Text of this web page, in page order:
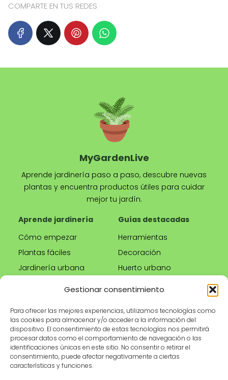
Gestionar consentimiento
Para ofrecer las mejores experiencias, utilizamos tecnologías como
las cookies para almacenar y/o acceder a la información del
dispositivo. El consentimiento de estas tecnologías nos permitirá
procesar datos como el comportamiento de navegación o las
identificaciones únicas en este sitio. No consentir o retirar el
consentimiento, puede afectar negativamente a ciertas
características y funciones.
COMPARTE EN TUS REDES
MyGardenLive
Aprende jardinería paso a paso, descubre nuevas
plantas y encuentra productos útiles para cuidar
mejor tu jardín.
Aprende jardinería
Cómo empezar
Plantas fáciles
Jardinería urbana
Guías destacadas
Herramientas
Decoración
Huerto urbano
Tienda
Productos
recomendados
Herramientas de
Información legal
Aviso legal
Política de privacidad